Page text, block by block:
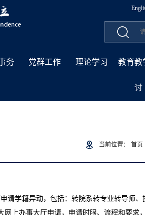
务 党群工作 理论学习 教育教
讨
当前位置： 首页
请学籍异动，包括：转院系转专业转导师、
上办事大厅申请，申请时限、流程和要求